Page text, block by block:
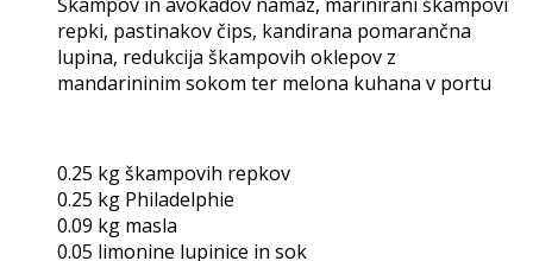
repki, pastinakov čips, kandirana pomarančna
lupina, redukcija škampovih oklepov z
mandarininim sokom ter melona kuhana v portu
0.25 kg škampovih repkov
0.25 kg Philadelphie
0.09 kg masla
0.05 limonine lupinice in sok